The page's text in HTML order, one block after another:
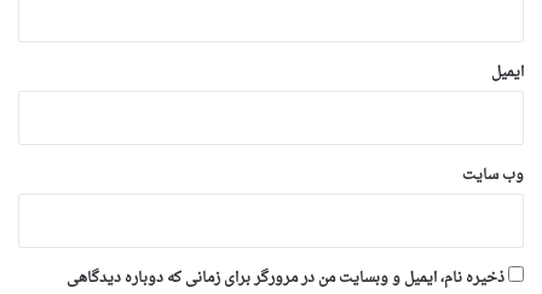
ایمیل
وب‌ سایت
ذخیره نام، ایمیل و وبسایت من در مرورگر برای زمانی که دوباره دیدگاهی